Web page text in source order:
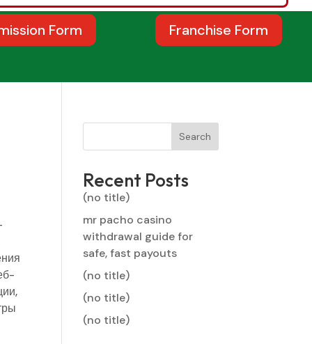
Form Franchise Form
Search
Recent Posts
(no title)
mr pacho casino
withdrawal guide for
safe, fast payouts
(no title)
(no title)
(no title)